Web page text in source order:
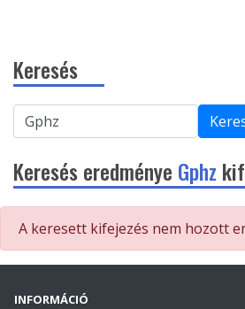
Keresés
Keresés eredménye Gphz
A keresett kifejezés nem hozott
INFORMÁCIÓ